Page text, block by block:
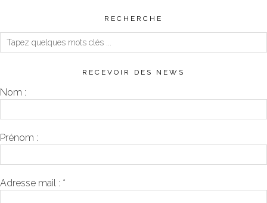
RECHERCHE
RECEVOIR DES NEWS
Nom :
Prénom :
Adresse mail : *